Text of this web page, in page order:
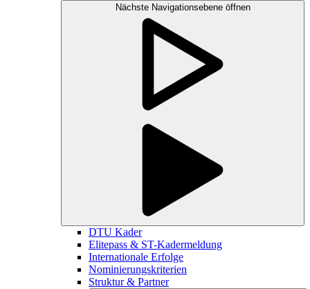
Nächste Navigationsebene öffnen
DTU Kader
Elitepass & ST-Kadermeldung
Internationale Erfolge
Nominierungskriterien
Struktur & Partner